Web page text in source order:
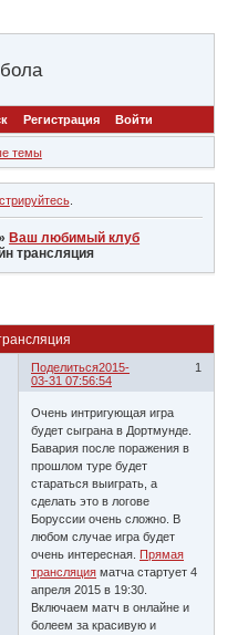
Регистрация Войти
темы
.
Ваш любимый клуб
трансляция
Поделиться 1
2015-
03-31 07:56:54
Очень интригующая игра
будет сыграна в Дортмунде.
Бавария после поражения в
прошлом туре будет
стараться выиграть, а
сделать это в логове
Боруссии очень сложно. В
любом случае игра будет
очень интересная.Прямая
трансляция матча стартует 4
апреля 2015 в 19:30.
Включаем матч в онлайне и
болеем за красивую и